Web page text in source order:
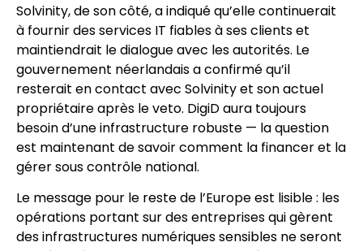
Solvinity, de son côté, a indiqué qu’elle continuerait
à fournir des services IT fiables à ses clients et
maintiendrait le dialogue avec les autorités. Le
gouvernement néerlandais a confirmé qu’il
resterait en contact avec Solvinity et son actuel
propriétaire après le veto. DigiD aura toujours
besoin d’une infrastructure robuste — la question
est maintenant de savoir comment la financer et la
gérer sous contrôle national.
Le message pour le reste de l’Europe est lisible : les
opérations portant sur des entreprises qui gèrent
des infrastructures numériques sensibles ne seront